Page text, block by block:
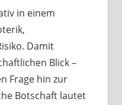
in einem
Damit
Blick –
Frage hin zur
Botschaft lautet